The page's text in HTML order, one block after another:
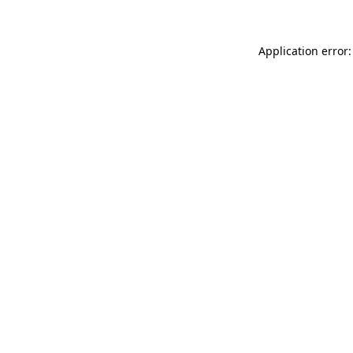
Application